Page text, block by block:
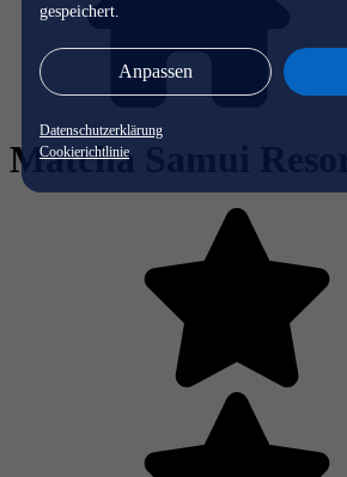
gespeichert.
Anpassen
Datenschutzerklärung
Cookierichtlinie
Matcha Samui Resort